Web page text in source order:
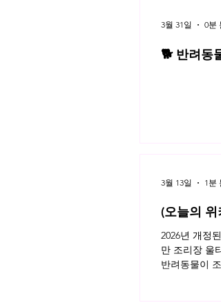
🐕 반려동
3월 31일 0분
(오늘의
2026년 개정
만 조리장 울
반려동물이
3월 13일 1분